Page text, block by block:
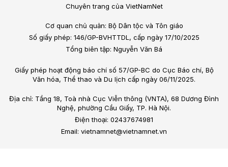
Chuyên trang của VietNamNet
Cơ quan chủ quản: Bộ Dân tộc và Tôn giáo
Số giấy phép: 146/GP-BVHTTDL, cấp ngày 17/10/2025
Tổng biên tập: Nguyễn Văn Bá
Giấy phép hoạt động báo chí số 57/GP-BC do Cục Báo chí, Bộ
Văn hóa, Thể thao và Du lịch cấp ngày 06/11/2025.
Địa chỉ: Tầng 18, Toà nhà Cục Viễn thông (VNTA), 68 Dương Đình
Nghệ, phường Cầu Giấy, TP. Hà Nội.
Điện thoại: 02437674981
Email: vietnamnet@vietnamnet.vn